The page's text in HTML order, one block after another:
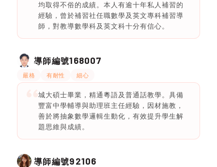
均取得不俗的成績。本人有逾十年私人補習的
經驗，曾於補習社任職數學及英文專科補習導
師，對教導數學科及英文科十分有信心。
導師編號168007
嚴格 有耐性 細心
城大碩士畢業，精通粵語及普通話教學。具備
豐富中學輔導與助理班主任經驗，因材施教，
善於將抽象數學邏輯生動化，有效提升學生解
題思維與成績。
導師編號92106